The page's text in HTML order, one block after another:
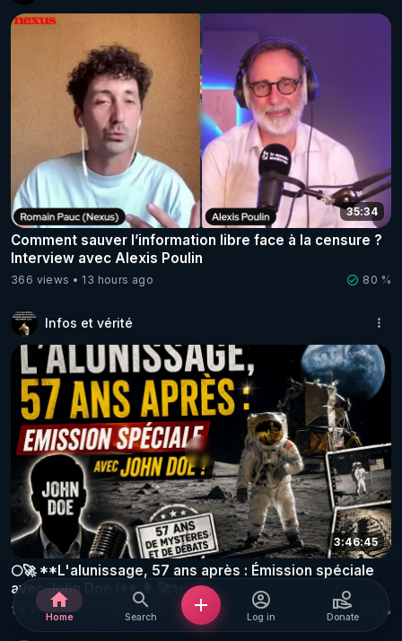
35:34
Comment sauver l’information libre face à la censure ?
Interview avec Alexis Poulin
366 views 13 hours ago 80 %
Infos et vérité
3:46:45
🌕🚀 **L'alunissage, 57 ans après : Émission spéciale
avec John Doe !** 👨 🚀✨
1.6 k views One day ago 100 %
Home Search Log in Donate